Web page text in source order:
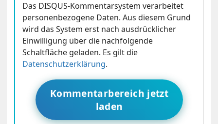
Das DISQUS-Kommentarsystem verarbeitet
personenbezogene Daten. Aus diesem Grund
wird das System erst nach ausdrücklicher
Einwilligung über die nachfolgende
Schaltfläche geladen. Es gilt die
Datenschutzerklärung.
Kommentarbereich jetzt
laden